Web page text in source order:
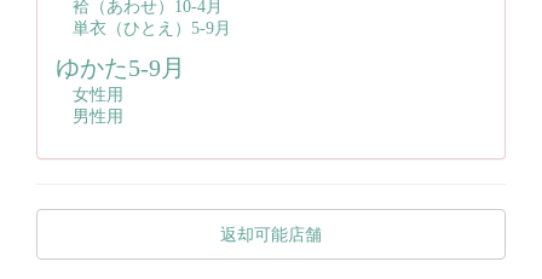
袷（あわせ）10-4月
単衣（ひとえ）5‐9月
ゆかた5-9月
女性用
男性用
返却可能店舗